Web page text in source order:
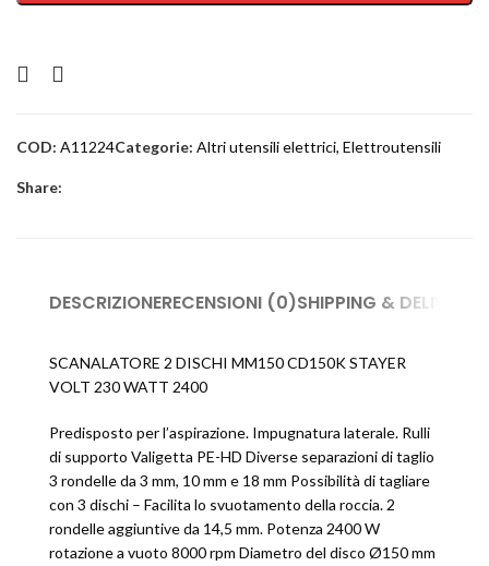
COD: A11224Categorie: Altri utensili elettrici, Elettroutensili
Share:
DESCRIZIONERECENSIONI (0)SHIPPING & DELIVERY
SCANALATORE 2 DISCHI MM150 CD150K STAYER
VOLT 230 WATT 2400
Predisposto per l’aspirazione. Impugnatura laterale. Rulli
di supporto Valigetta PE-HD Diverse separazioni di taglio
3 rondelle da 3 mm, 10 mm e 18 mm Possibilità di tagliare
con 3 dischi – Facilita lo svuotamento della roccia. 2
rondelle aggiuntive da 14,5 mm. Potenza 2400 W
rotazione a vuoto 8000 rpm Diametro del disco Ø150 mm